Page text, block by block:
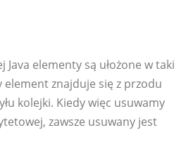
elementy są ułożone w taki
element znajduje się z przodu
kolejki. Kiedy więc usuwamy
zawsze usuwany jest